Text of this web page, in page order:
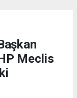
Meclis